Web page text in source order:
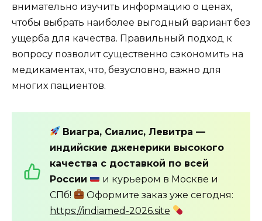
внимательно изучить информацию о ценах,
чтобы выбрать наиболее выгодный вариант без
ущерба для качества. Правильный подход к
вопросу позволит существенно сэкономить на
медикаментах, что, безусловно, важно для
многих пациентов.
Виагра, Сиалис, Левитра —
индийские дженерики высокого
качества с доставкой по всей
России
и курьером в Москве и
СПб!
Оформите заказ уже сегодня:
https://indiamed-2026.site